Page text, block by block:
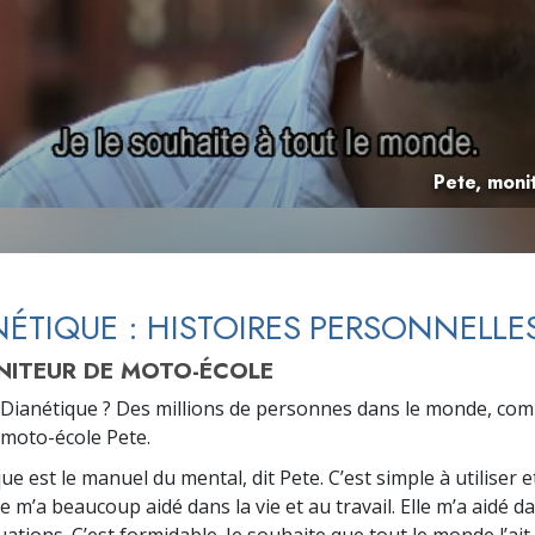
Pete,
: HISTOIRES
DE MOTO-ÉCOLE
? Des millions de personnes dans le monde,
école Pete.
est le manuel du mental, dit Pete. C’est simple à utiliser
m’a beaucoup aidé dans la vie et au travail. Elle m’a aidé